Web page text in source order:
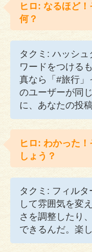
ヒロ: なるほど
何？
タクミ: ハッシ
ワードをつける
真なら「#旅行
のユーザーが同
に、あなたの投
ヒロ: わかった
しょう？
タクミ: フィル
して雰囲気を変
さを調整したり
できるんだ。楽